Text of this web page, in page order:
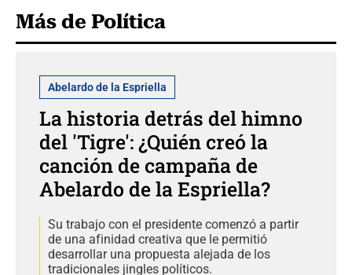
Más de Política
Abelardo de la Espriella
La historia detrás del himno
del 'Tigre': ¿Quién creó la
canción de campaña de
Abelardo de la Espriella?
Su trabajo con el presidente comenzó a partir
de una afinidad creativa que le permitió
desarrollar una propuesta alejada de los
tradicionales jingles políticos.